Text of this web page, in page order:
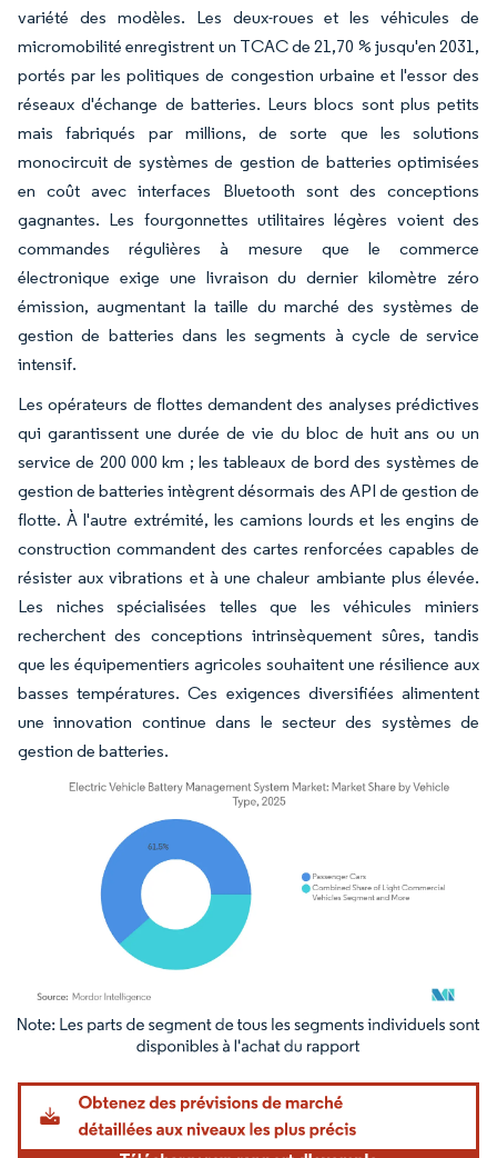
variété des modèles. Les deux-roues et les véhicules de
micromobilité enregistrent un TCAC de 21,70 % jusqu'en 2031,
portés par les politiques de congestion urbaine et l'essor des
réseaux d'échange de batteries. Leurs blocs sont plus petits
mais fabriqués par millions, de sorte que les solutions
monocircuit de systèmes de gestion de batteries optimisées
en coût avec interfaces Bluetooth sont des conceptions
gagnantes. Les fourgonnettes utilitaires légères voient des
commandes régulières à mesure que le commerce
électronique exige une livraison du dernier kilomètre zéro
émission, augmentant la taille du marché des systèmes de
gestion de batteries dans les segments à cycle de service
intensif.
Les opérateurs de flottes demandent des analyses prédictives
qui garantissent une durée de vie du bloc de huit ans ou un
service de 200 000 km ; les tableaux de bord des systèmes de
gestion de batteries intègrent désormais des API de gestion de
flotte. À l'autre extrémité, les camions lourds et les engins de
construction commandent des cartes renforcées capables de
résister aux vibrations et à une chaleur ambiante plus élevée.
Les niches spécialisées telles que les véhicules miniers
recherchent des conceptions intrinsèquement sûres, tandis
que les équipementiers agricoles souhaitent une résilience aux
basses températures. Ces exigences diversifiées alimentent
une innovation continue dans le secteur des systèmes de
gestion de batteries.
Image © Mordor Intelligence. La réutilisation nécessite une attribution sous CC BY